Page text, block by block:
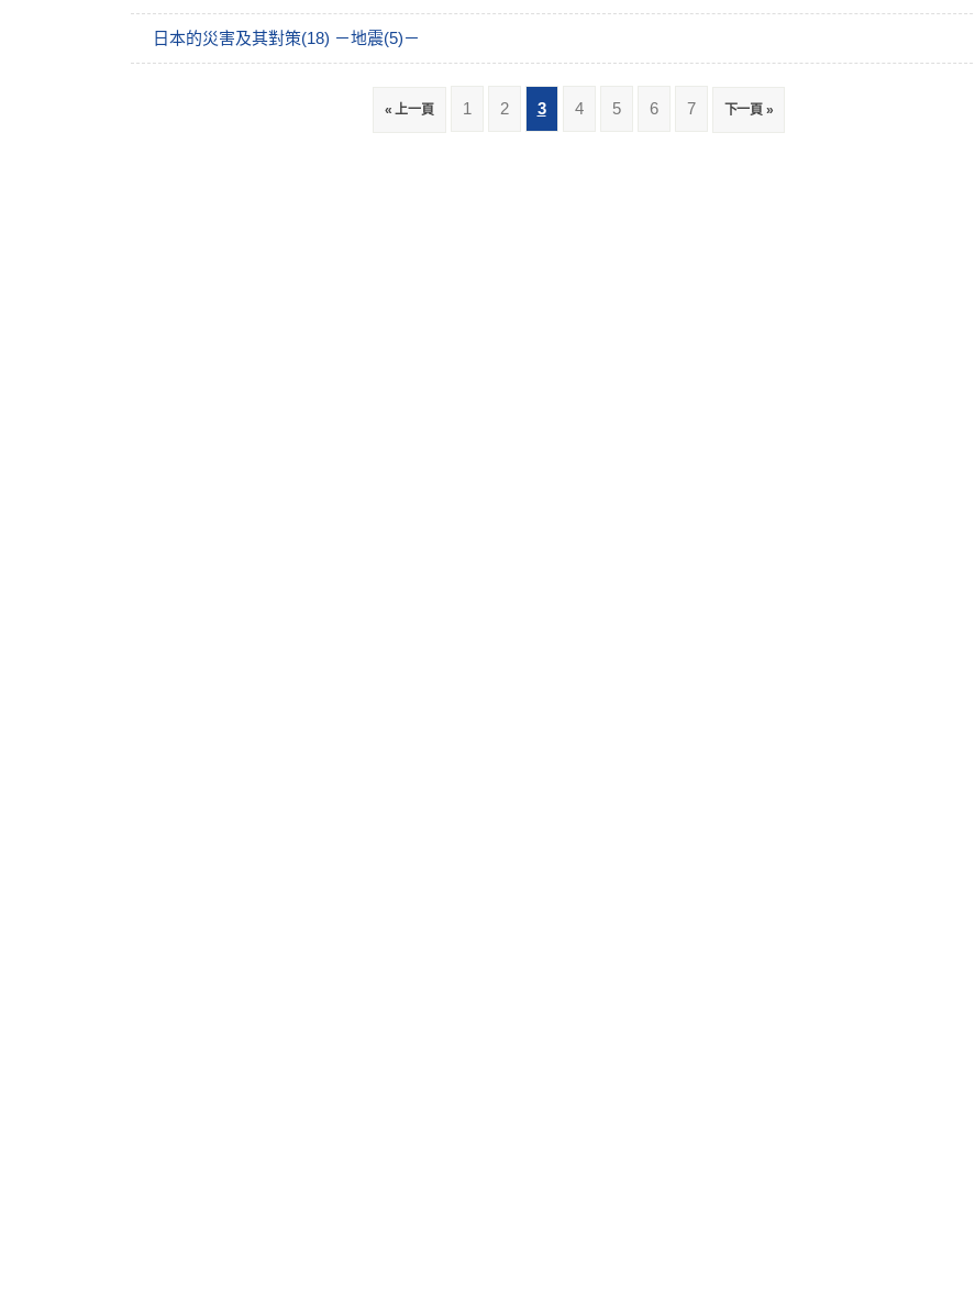
日本的災害及其對策(18) －地震(5)－
« 上一頁 1 2 3 4 5 6 7 下一頁 »